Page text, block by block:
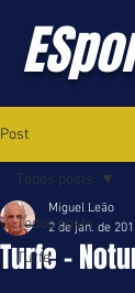
Post
Todos posts
Turfe
Todos posts
Turfe -
Miguel Leão
2 de jan. de